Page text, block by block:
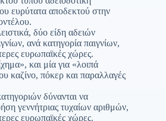
ευρύτατα αποδεκτού στην
δύο είδη αδειών
ανά κατηγορία παιγνίων,
ευρωπαϊκές χώρες.
και μία για «λοιπά
καζίνο, πόκερ και παραλλαγές
δύνανται να
γεννήτριας τυχαίων αριθμών,
ευρωπαϊκές χώρες.